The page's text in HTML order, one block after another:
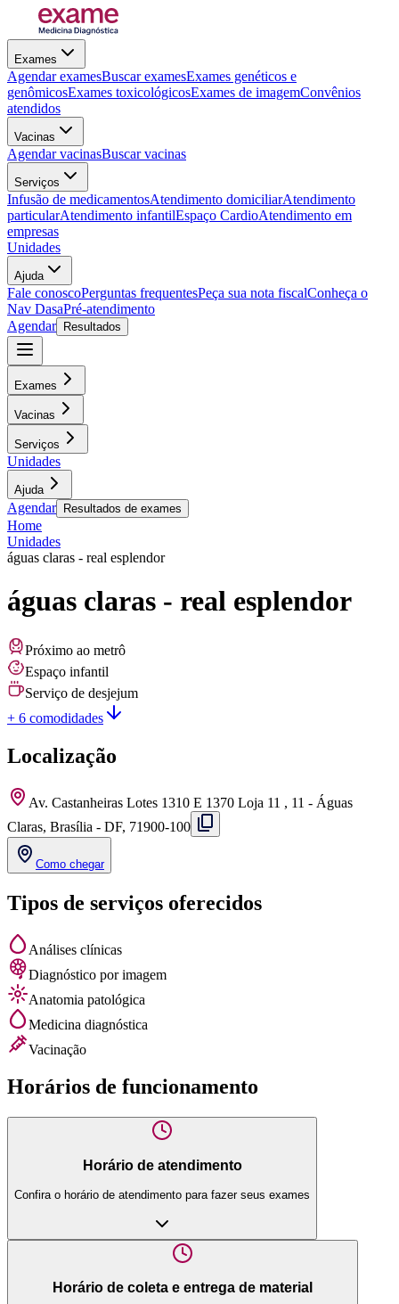
Exames
Agendar examesBuscar examesExames genéticos e
genômicosExames toxicológicosExames de imagemConvênios
atendidos
Vacinas
Agendar vacinasBuscar vacinas
Serviços
Infusão de medicamentosAtendimento domiciliarAtendimento
particularAtendimento infantilEspaço CardioAtendimento em
empresas
Unidades
Ajuda
Fale conoscoPerguntas frequentesPeça sua nota fiscalConheça o
Nav DasaPré-atendimento
Agendar
Resultados
Exames
Vacinas
Serviços
Unidades
Ajuda
Agendar Resultados de exames
Home
Unidades
águas claras - real esplendor
águas claras - real esplendor
Próximo ao metrô
Espaço infantil
Serviço de desjejum
+ 6 comodidades
Localização
Av. Castanheiras Lotes 1310 E 1370 Loja 11 , 11 - Águas
Claras, Brasília - DF, 71900-100
Como chegar
Tipos de serviços oferecidos
Análises clínicas
Diagnóstico por imagem
Anatomia patológica
Medicina diagnóstica
Vacinação
Horários de funcionamento
Horário de atendimento
Confira o horário de atendimento para fazer seus exames
Horário de coleta e entrega de material